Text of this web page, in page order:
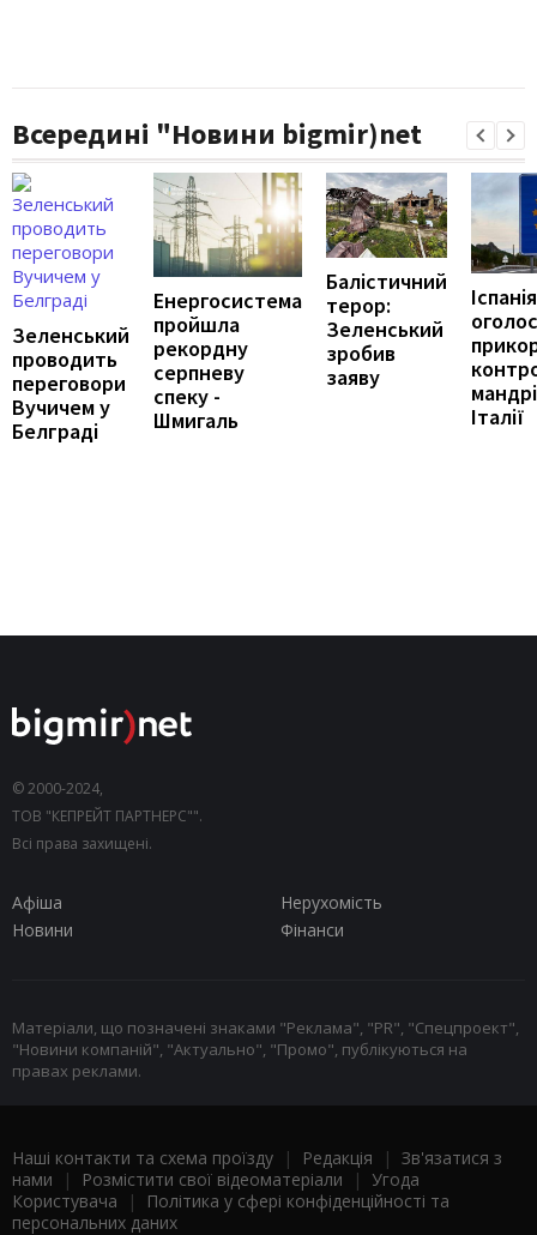
Всередині "Новини bigmir)net
Зеленський
проводить
переговори
Вучичем у
Белграді
Енергосистема
пройшла
рекордну
серпневу
спеку -
Шмигаль
Балістичний
терор:
Зеленський
зробив
заяву
Іспанія
Італії
© 2000-2024,
ТОВ "КЕПРЕЙТ ПАРТНЕРС"".
Всі права захищені.
Афіша
Нерухомість
Новини
Фінанси
Матеріали, що позначені знаками "Реклама", "PR", "Спецпроект",
"Новини компаній", "Актуально", "Промо", публікуються на
правах реклами.
Наші контакти та схема проїзду | Редакція | Зв'язатися з
нами | Розмістити свої відеоматеріали | Угода
Користувача |
Політика у сфері конфіденційності та
персональних даних